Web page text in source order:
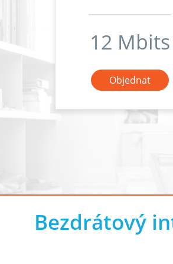
12 Mbits
Objednat
Bezdrátový